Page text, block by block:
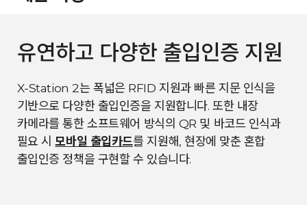
유연하고 다양한 출입인증 지원
X-Station 2는 폭넓은 RFID 지원과 빠른 지문 인식을
기반으로 다양한 출입인증을 지원합니다. 또한 내장
카메라를 통한 소프트웨어 방식의 QR 및 바코드 인식과
필요 시모바일 출입카드를 지원해, 현장에 맞춘 혼합
출입인증 정책을 구현할 수 있습니다.